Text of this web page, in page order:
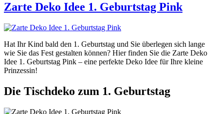
Zarte Deko Idee 1. Geburtstag Pink
Hat Ihr Kind bald den 1. Geburtstag und Sie überlegen sich lange
wie Sie das Fest gestalten können? Hier finden Sie die Zarte Deko
Idee 1. Geburtstag Pink – eine perfekte Deko Idee für Ihre kleine
Prinzessin!
Die Tischdeko zum 1. Geburtstag